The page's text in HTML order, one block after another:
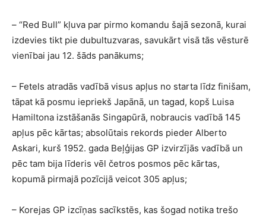
– “Red Bull” kļuva par pirmo komandu šajā sezonā, kurai
izdevies tikt pie dubultuzvaras, savukārt visā tās vēsturē
vienībai jau 12. šāds panākums;
– Fetels atradās vadībā visus apļus no starta līdz finišam,
tāpat kā posmu iepriekš Japānā, un tagad, kopš Luisa
Hamiltona izstāšanās Singapūrā, nobraucis vadībā 145
apļus pēc kārtas; absolūtais rekords pieder Alberto
Askari, kurš 1952. gada Beļģijas GP izvirzījās vadībā un
pēc tam bija līderis vēl četros posmos pēc kārtas,
kopumā pirmajā pozīcijā veicot 305 apļus;
– Korejas GP izcīņas sacīkstēs, kas šogad notika trešo